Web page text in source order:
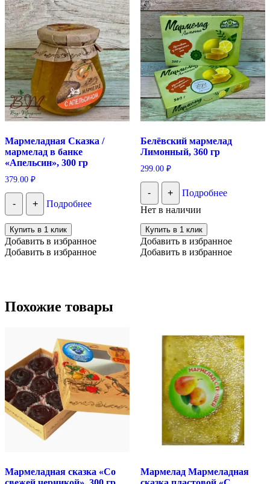
Мармеладная Сказка /
мармелад в банке
«Апельсин», 300 гр
379.00 ₽
- + Подробнее
Купить в 1 клик
Добавить в избранное
Добавить в избранное
Белёвский мармелад
Лимонный, 360 гр
299.00 ₽
- +
Подробнее
Нет в наличии
Купить в 1 клик
Добавить в избранное
Добавить в избранное
Похожие товары
Мармеладная сказка «Со
Мармелад Мармеладная